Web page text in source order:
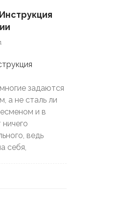
задаются
а не сталь ли
и в
ведь
себя,